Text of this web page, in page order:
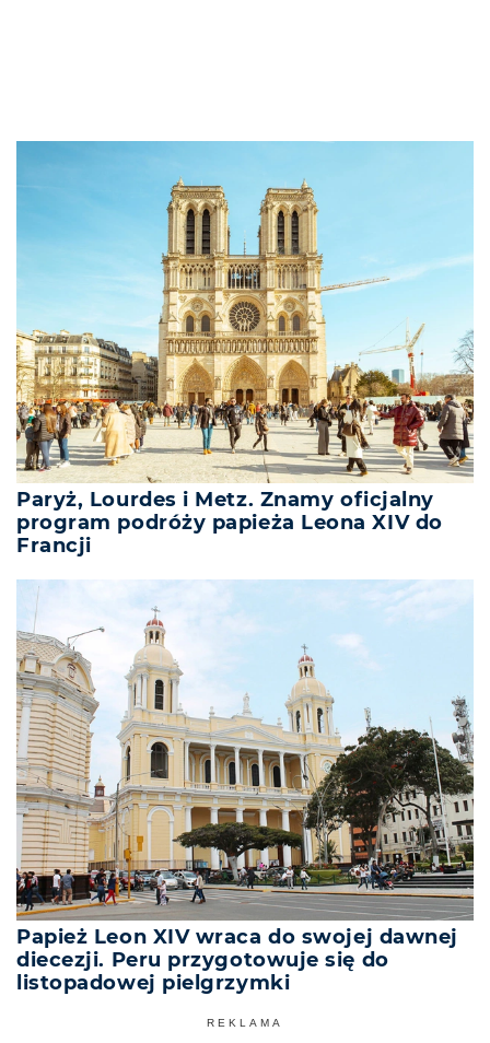
Paryż, Lourdes i Metz. Znamy oficjalny
program podróży papieża Leona XIV do
Francji
Papież Leon XIV wraca do swojej dawnej
diecezji. Peru przygotowuje się do
listopadowej pielgrzymki
REKLAMA